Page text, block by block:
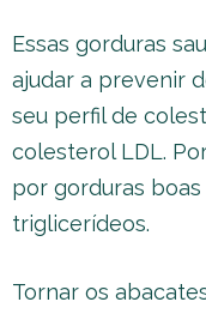
Essas gorduras
ajudar a prevenir
seu perfil de
colesterol LDL.
por gorduras
triglicerídeos.
Tornar os